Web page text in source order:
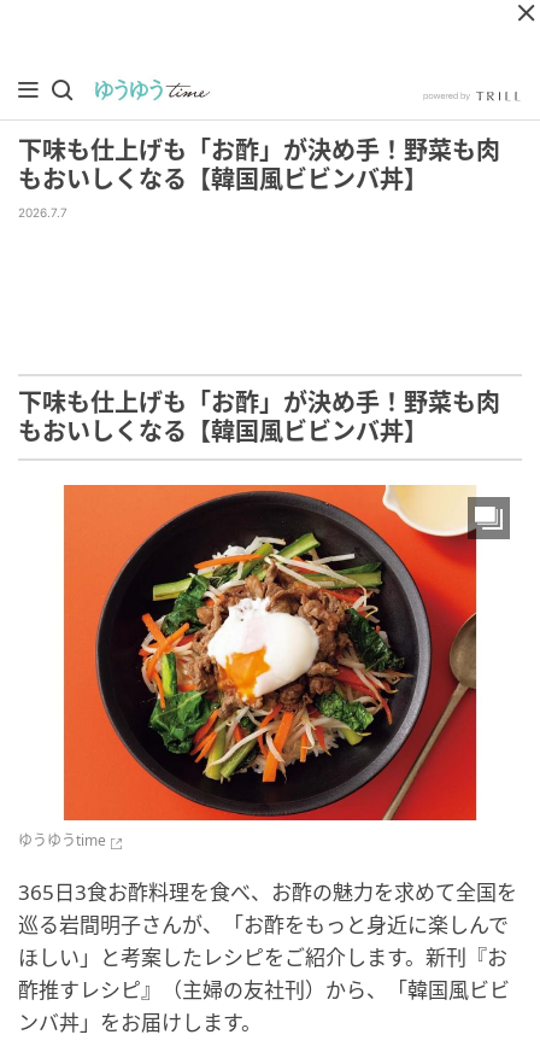
下味も仕上げも「お酢」が決め手！野菜も肉
もおいしくなる【韓国風ビビンバ丼】
2026.7.7
下味も仕上げも「お酢」が決め手！野菜も肉
もおいしくなる【韓国風ビビンバ丼】
ゆうゆうtime
365日3食お酢料理を食べ、お酢の魅力を求めて全国を
巡る岩間明子さんが、「お酢をもっと身近に楽しんで
ほしい」と考案したレシピをご紹介します。新刊『お
酢推すレシピ』（主婦の友社刊）から、「韓国風ビビ
ンバ丼」をお届けします。